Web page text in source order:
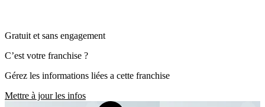
Gratuit et sans engagement
C’est votre franchise ?
Gérez les informations liées a cette franchise
Mettre à jour les infos